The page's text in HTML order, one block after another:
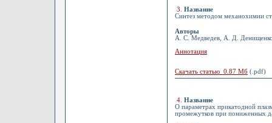
3
Название
Синтез методом механохимии
Авторы
А. С. Медведев, А. Д.
Аннотация
Скачать статью 0.87 Мб (.pdf)
4 Название
О параметрах прикатодной
промежутков при пониженных